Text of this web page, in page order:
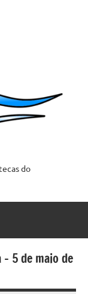
do
5 de maio de